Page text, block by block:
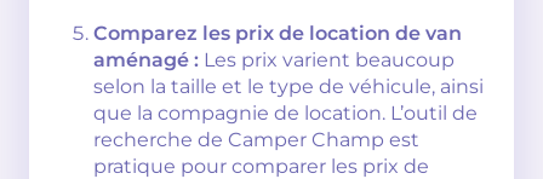
Comparez les prix de location de van
aménagé : Les prix varient beaucoup
selon la taille et le type de véhicule, ainsi
que la compagnie de location. L’outil de
recherche de Camper Champ est
pratique pour comparer les prix de